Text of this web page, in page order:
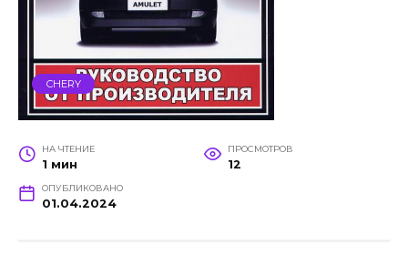
CHERY
НА ЧТЕНИЕ
1 мин
ПРОСМОТРОВ
12
ОПУБЛИКОВАНО
01.04.2024